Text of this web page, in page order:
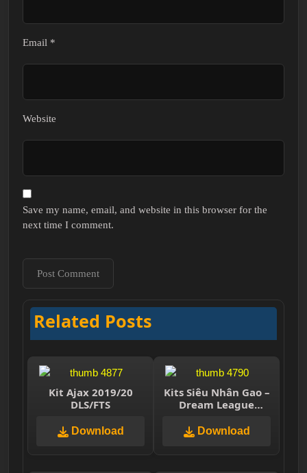
Email *
Website
Save my name, email, and website in this browser for the
next time I comment.
Related Posts
Kit Ajax 2019/20
DLS/FTS
Download
Kits Siêu Nhân Gao –
Dream League
Download